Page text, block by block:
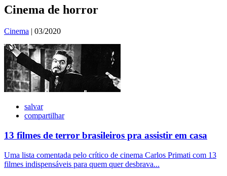
Cinema de horror
Cinema | 03/2020
salvar
compartilhar
13 filmes de terror brasileiros pra assistir em casa
Uma lista comentada pelo crítico de cinema Carlos Primati com 13
filmes indispensáveis para quem quer desbrava...